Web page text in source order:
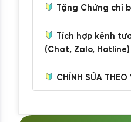
Tặng Chứng chỉ
Tích hợp kênh
(Chat, Zalo, Hotline)
CHỈNH SỬA THEO